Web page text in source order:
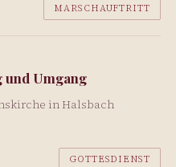
MARSCHAUFTRITT
und Umgang
in Halsbach
GOTTESDIENST